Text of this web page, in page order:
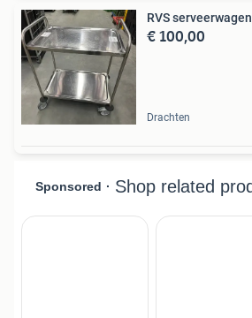
RVS serveerwagen
€ 100,00
Drachten